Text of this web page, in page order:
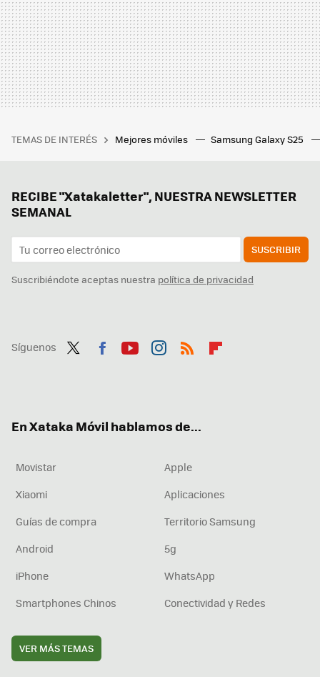
TEMAS DE INTERÉS Mejores móviles Samsung Galaxy S25
RECIBE "Xatakaletter", NUESTRA NEWSLETTER
SEMANAL
SUSCRIBIR
Suscribiéndote aceptas nuestra política de privacidad
Síguenos
En Xataka Móvil hablamos de...
Movistar
Apple
Xiaomi
Aplicaciones
Guías de compra
Territorio Samsung
Android
5g
iPhone
WhatsApp
Smartphones Chinos
Conectividad y Redes
VER MÁS TEMAS